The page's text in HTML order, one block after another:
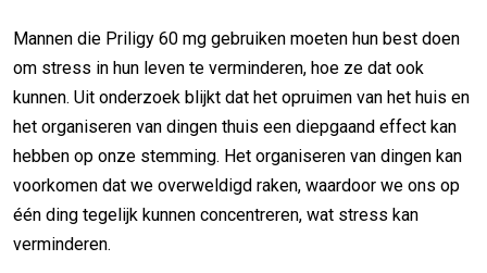
Mannen die Priligy 60 mg gebruiken moeten hun best doen
om stress in hun leven te verminderen, hoe ze dat ook
kunnen. Uit onderzoek blijkt dat het opruimen van het huis en
het organiseren van dingen thuis een diepgaand effect kan
hebben op onze stemming. Het organiseren van dingen kan
voorkomen dat we overweldigd raken, waardoor we ons op
één ding tegelijk kunnen concentreren, wat stress kan
verminderen.